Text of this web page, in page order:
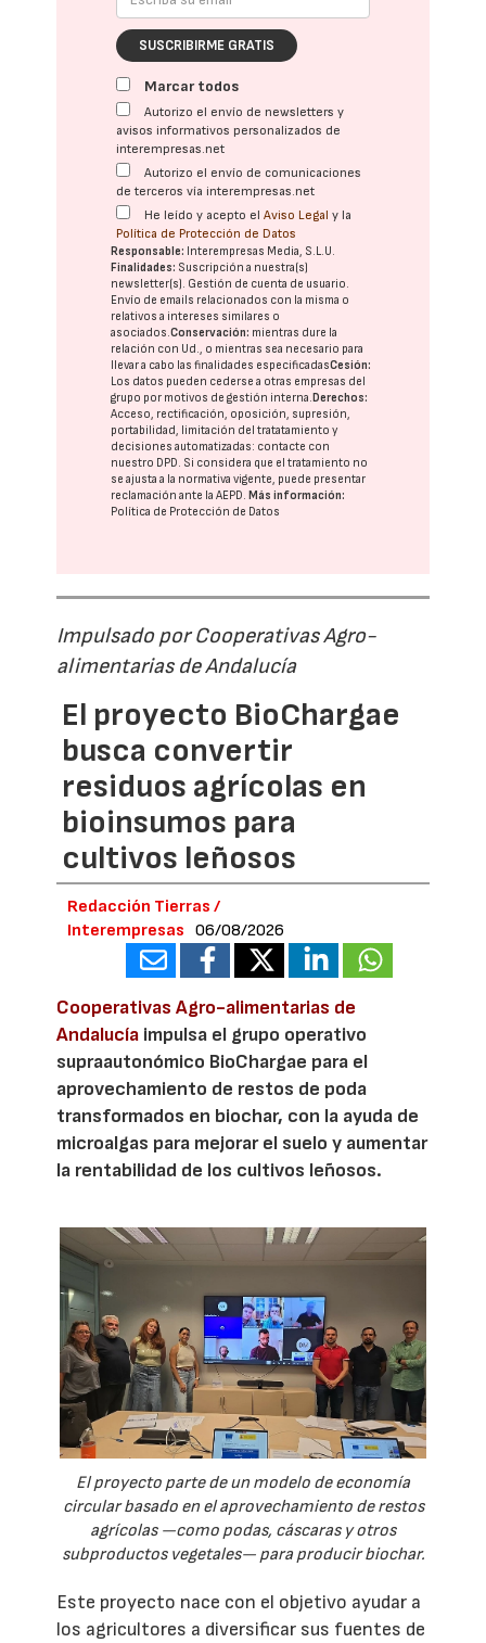
SUSCRIBIRME GRATIS
Marcar todos
Autorizo el envío de newsletters y
avisos informativos personalizados de
interempresas.net
Autorizo el envío de comunicaciones
de terceros vía interempresas.net
He leído y acepto elAviso Legal y la
Política de Protección de Datos
Responsable: Interempresas Media, S.L.U.
Finalidades: Suscripción a nuestra(s)
newsletter(s). Gestión de cuenta de usuario.
Envío de emails relacionados con la misma o
relativos a intereses similares o
asociados.Conservación: mientras dure la
relación con Ud., o mientras sea necesario para
llevar a cabo las finalidades especificadasCesión:
Los datos pueden cederse a otras empresas del
grupo por motivos de gestión interna.Derechos:
Acceso, rectificación, oposición, supresión,
portabilidad, limitación del tratatamiento y
decisiones automatizadas: contacte con
nuestro DPD. Si considera que el tratamiento no
se ajusta a la normativa vigente, puede presentar
reclamación ante laAEPD.Más información:
Política de Protección de Datos
Impulsado por Cooperativas Agro-
alimentarias de Andalucía
El proyecto BioChargae
busca convertir
residuos agrícolas en
bioinsumos para
cultivos leñosos
Redacción Tierras /
Interempresas
06/08/2026
Cooperativas Agro-alimentarias de
Andalucía impulsa el grupo operativo
supraautonómico BioChargae para el
aprovechamiento de restos de poda
transformados en biochar, con la ayuda de
microalgas para mejorar el suelo y aumentar
la rentabilidad de los cultivos leñosos.
El proyecto parte de un modelo de economía
circular basado en el aprovechamiento de restos
agrícolas —como podas, cáscaras y otros
subproductos vegetales— para producir biochar.
Este proyecto nace con el objetivo ayudar a
los agricultores a diversificar sus fuentes de